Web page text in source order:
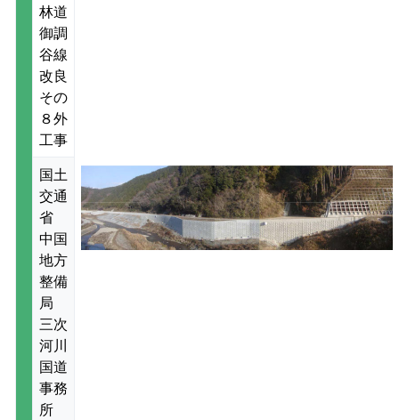
林道
御調
谷線
改良
その
８外
工事
国土
交通
省
中国
地方
整備
局
三次
河川
国道
事務
所